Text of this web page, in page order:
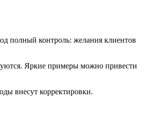
полный контроль: желания клиентов
Яркие примеры можно привести
внесут корректировки.